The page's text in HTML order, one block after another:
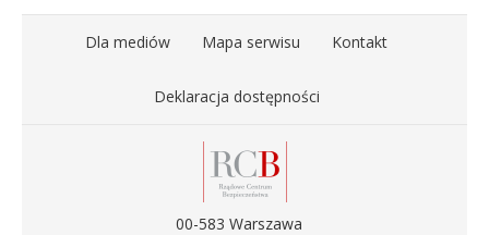
Dla mediów Mapa serwisu Kontakt
Deklaracja dostępności
00-583 Warszawa